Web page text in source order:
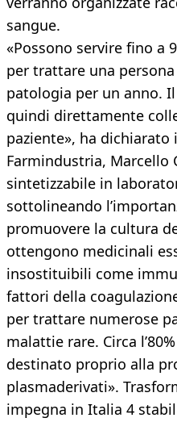
sangue.
«Possono servire fino a
per trattare una
patologia per un anno.
quindi direttamente
paziente», ha dichiarato
Farmindustria, Marcello
sintetizzabile in
sottolineando
promuovere la cultura
ottengono medicinali
insostituibili come
fattori della
per trattare numerose
malattie rare. Circa
destinato proprio alla
plasmaderivati».
impegna in Italia 4